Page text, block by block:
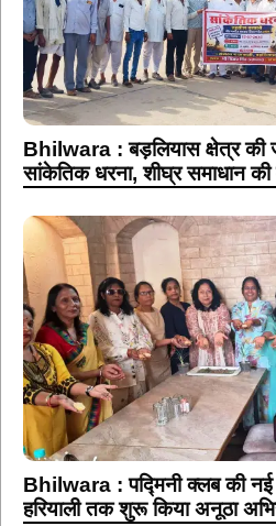
Bhilwara : बड़लियास क्षेत्र
सांकेतिक धरना, शीघ्र समाधान की
Bhilwara : पद्मिनी क्लब की नई
हरियाली तक शुरू किया अनूठा